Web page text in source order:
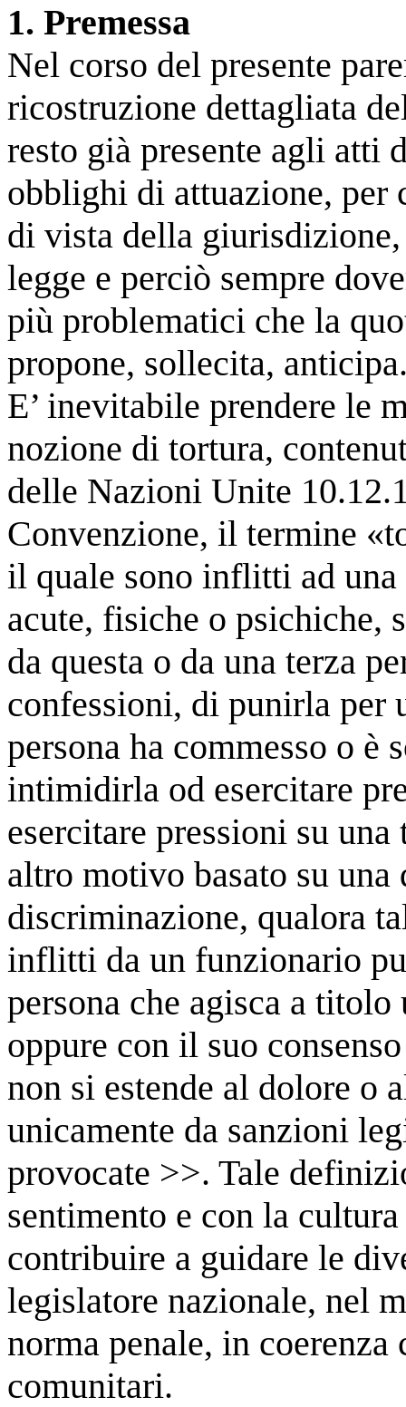
1. Premessa
Nel corso del presente
ricostruzione dettagliata
resto già presente agli atti
obblighi di attuazione, per
di vista della
legge e perciò sempre
più problematici che la
propone, sollecita,
E’ inevitabile prendere le
nozione di tortura,
delle Nazioni Unite
Convenzione, il termine
il quale sono inflitti ad una
acute, fisiche o psichiche,
da questa o da una terza
confessioni, di punirla per
persona ha commesso o è
intimidirla od esercitare
esercitare pressioni su
altro motivo basato su
discriminazione, qualora
inflitti da un funzionario
persona che agisca a
oppure con il suo
non si estende al dolore o
unicamente da sanzioni
provocate >>. Tale
sentimento e con la
contribuire a guidare le
legislatore nazionale, nel
norma penale, in
comunitari.